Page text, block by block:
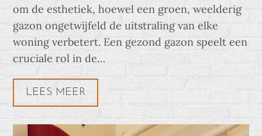
om de esthetiek, hoewel een groen, weelderig
gazon ongetwijfeld de uitstraling van elke
woning verbetert. Een gezond gazon speelt een
cruciale rol in de…
LEES MEER